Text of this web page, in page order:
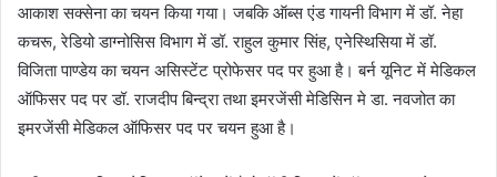
आकाश सक्सेना का चयन किया गया। जबकि ऑब्स एंड गायनी विभाग में डॉ. नेहा
कचरू, रेडियो डाग्नोसिस विभाग में डॉ. राहुल कुमार सिंह, एनेस्थिसिया में डॉ.
विजिता पाण्डेय का चयन असिस्टेंट प्रोफेसर पद पर हुआ है। बर्न यूनिट में मेडिकल
ऑफिसर पद पर डॉ. राजदीप बिन्द्रा तथा इमरजेंसी मेडिसिन मे डा. नवजोत का
इमरजेंसी मेडिकल ऑफिसर पद पर चयन हुआ है।